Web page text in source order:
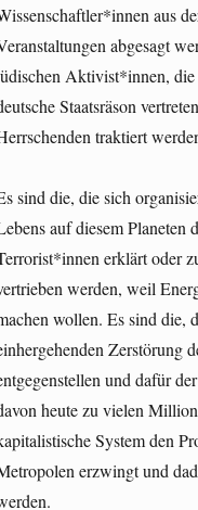
aus
abgesagt
Aktivist*innen, die
Staatsräson
traktiert
sind die, die sich
auf diesem Planeten
erklärt oder
werden, weil
wollen. Es sind die,
Zerstörung
und dafür
heute zu vielen
System den
erzwingt und